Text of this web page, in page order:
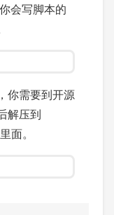
你会写脚本的
你需要到开源
解压到
面。